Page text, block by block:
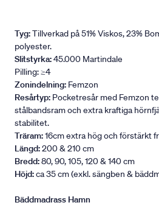
Tyg:Tillverkad på 51% Viskos, 23%
polyester.
Slitstyrka:45.000 Martindale
Pilling: ≥4
Zonindelning: Femzon
Resårtyp: Pocketresår med Femzon
stålbandsram och extra kraftiga
stabilitet.
Träram:16cm extra hög och förstärkt
Längd:200 & 210 cm
Bredd:80, 90, 105, 120 & 140 cm
Höjd:ca 35 cm (exkl. sängben &
Bäddmadrass Hamn